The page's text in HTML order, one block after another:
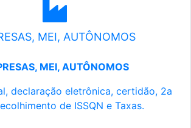
MEI, AUTÔNOMOS
MEI, AUTÔNOMOS
declaração eletrônica, certidão, 2a
de ISSQN e Taxas.